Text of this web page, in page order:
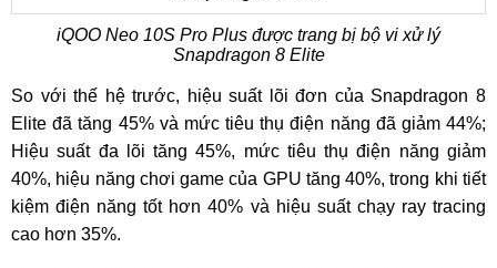
iQOO Neo 10S Pro Plus được trang bị bộ vi xử lý
Snapdragon 8 Elite
So với thế hệ trước, hiệu suất lõi đơn của Snapdragon 8
Elite đã tăng 45% và mức tiêu thụ điện năng đã giảm 44%;
Hiệu suất đa lõi tăng 45%, mức tiêu thụ điện năng giảm
40%, hiệu năng chơi game của GPU tăng 40%, trong khi tiết
kiệm điện năng tốt hơn 40% và hiệu suất chạy ray tracing
cao hơn 35%.